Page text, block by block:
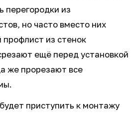
перегородки из
но часто вместо них
из стенок
ещё перед установкой
же прорезают все
приступить к монтажу